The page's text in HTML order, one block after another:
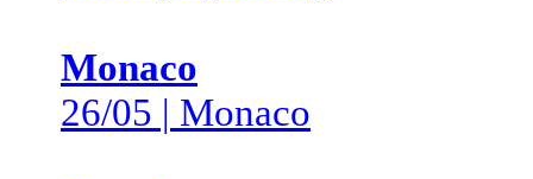
Monaco
26/05 | Monaco